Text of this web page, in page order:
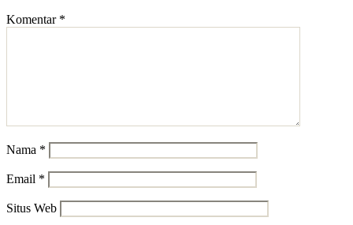
Komentar *
Nama *
Email *
Situs Web